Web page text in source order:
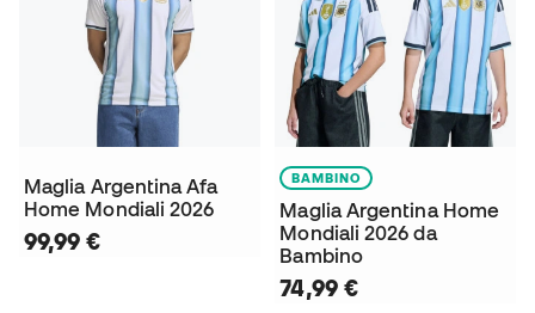
Maglia Argentina Afa
Home Mondiali 2026
99,99 €
BAMBINO
Maglia Argentina Home
Mondiali 2026 da
Bambino
74,99 €